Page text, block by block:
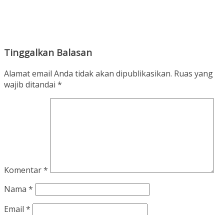
Tinggalkan Balasan
Alamat email Anda tidak akan dipublikasikan. Ruas yang
wajib ditandai *
Komentar*
Nama *
Email *